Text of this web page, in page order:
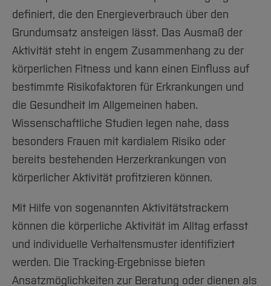
Arbeiten im FB G
Forschung und Projekte
International
Team
Service
Studiengänge
Studieninteressierte
Aktuelles
Studium
Fachgruppen
Forschung und Entwicklung
International
Team
Amtliche Bekanntmachungen
Notfall-Infos
BO Shop
Familiengerechte Hochschule
Gleichstellung
Diskriminierungsfreie Hochschule
Vertretungen
Wahlen
Hochschulbibliothek
Hochschulkommunikation
International Office
Medienzentrum
qed-Stiftung
Zentrale Studienberatung
definiert, die den Energieverbrauch über den
Grundumsatz ansteigen lässt. Das Ausmaß der
Aktivität steht in engem Zusammenhang zu der
körperlichen Fitness und kann einen Einfluss auf
bestimmte Risikofaktoren für Erkrankungen und
die Gesundheit im Allgemeinen haben.
Wissenschaftliche Studien legen nahe, dass
besonders Frauen mit kardialem Risiko oder
bereits bestehenden Herzerkrankungen von
körperlicher Aktivität profitzieren können.
Mit Hilfe von sogenannten Aktivitätstrackern
können die körperliche Aktivität im Alltag erfasst
und individuelle Verhaltensmuster identifiziert
werden. Die Tracking-Ergeb­nisse bieten
Ansatzmöglichkeiten zur Beratung oder dienen als